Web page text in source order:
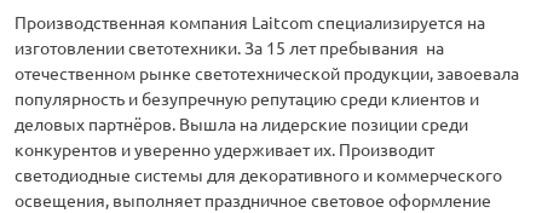
Производственная компания Laitcom специализируется на
изготовлении светотехники. За 15 лет пребывания на
отечественном рынке светотехнической продукции, завоевала
популярность и безупречную репутацию среди клиентов и
деловых партнёров. Вышла на лидерские позиции среди
конкурентов и уверенно удерживает их. Производит
светодиодные системы для декоративного и коммерческого
освещения, выполняет праздничное световое оформление